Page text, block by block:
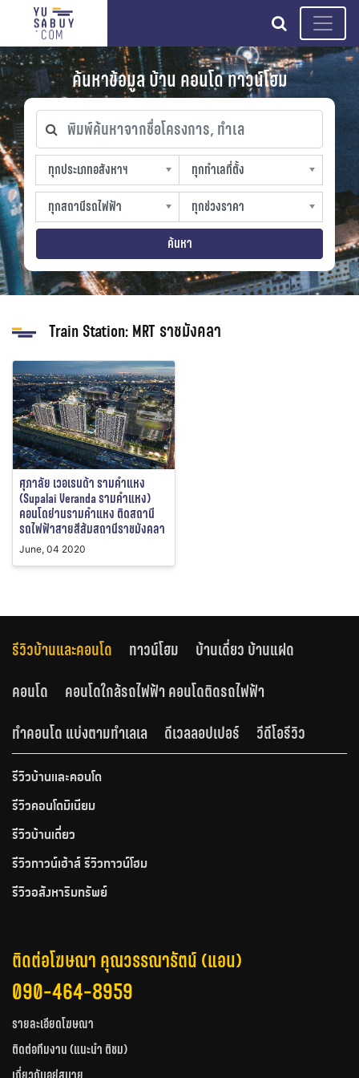
search
ค้นหาข้อมูล บ้าน คอนโด ทาวน์โฮม
พิมพ์ค้นหาจากชื่อโครงการ, ทำเล
ทุกประเภทอสังหาฯ
ทุกประเภทอสังหาฯ
sproperty
ทุกทำเลที่ตั้ง
ทุกทำเลที่ตั้ง
slocation
ทุกสถานีรถไฟฟ้า
ทุกสถานีรถไฟฟ้า
strain-station
ทุกช่วงราคา
ทุกช่วงราคา
sprice
ค้นหา
Train Station:MRT ราชมังคลา
ศุภาลัย เวอเรนด้า รามคำแหง
(Supalai Veranda รามคำแหง)
คอนโดย่านรามคำแหง ติดสถานี
รถไฟฟ้าสายสีส้มสถานีราชมังคลา
June, 04 2020
รีวิวบ้านและคอนโด ทาวน์โฮม
บ้านเดี่ยว บ้านแฝด
คอนโด
คอนโดใกล้รถไฟฟ้า คอนโดติดรถไฟฟ้า
ทำคอนโด แบ่งตามทำเลเล
ดีเวลลอปเปอร์ วีดีโอรีวิว
รีวิวบ้านและคอนโด
รีวิวคอนโดมิเนียม
รีวิวบ้านเดี่ยว
รีวิวทาวน์เฮ้าส์ รีวิวทาวน์โฮม
รีวิวอสังหาริมทรัพย์
ติดต่อโฆษณา คุณวรรณารัตน์ (แอน)
090-464-8959
รายละเอียดโฆษณา
ติดต่อทีมงาน (แนะนำ ติชม)